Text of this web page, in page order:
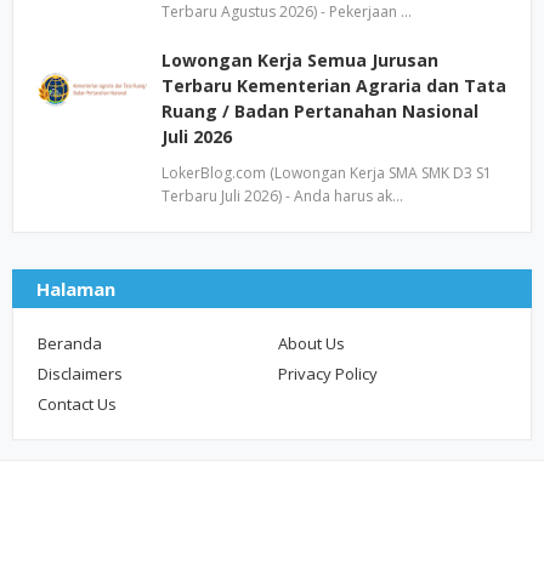
Terbaru Agustus 2026) - Pekerjaan …
Lowongan Kerja Semua Jurusan
Terbaru Kementerian Agraria dan Tata
Ruang / Badan Pertanahan Nasional
Juli 2026
LokerBlog.com (Lowongan Kerja SMA SMK D3 S1
Terbaru Juli 2026) - Anda harus ak…
Halaman
Beranda
About Us
Disclaimers
Privacy Policy
Contact Us